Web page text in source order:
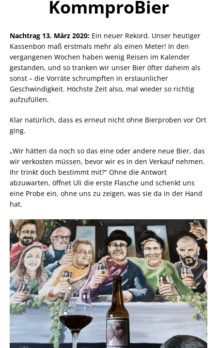
KommproBier
Nachtrag 13. März 2020: Ein neuer Rekord. Unser heutiger
Kassenbon maß erstmals mehr als einen Meter! In den
vergangenen Wochen haben wenig Reisen im Kalender
gestanden, und so tranken wir unser Bier öfter daheim als
sonst – die Vorräte schrumpften in erstaunlicher
Geschwindigkeit. Höchste Zeit also, mal wieder so richtig
aufzufüllen.
Klar natürlich, dass es erneut nicht ohne Bierproben vor Ort
ging.
„Wir hätten da noch so das eine oder andere neue Bier, das
wir verkosten müssen, bevor wir es in den Verkauf nehmen.
Ihr trinkt doch bestimmt mit?“ Ohne die Antwort
abzuwarten, öffnet Uli die erste Flasche und schenkt uns
eine Probe ein, ohne uns zu zeigen, was sie da in der Hand
hat.